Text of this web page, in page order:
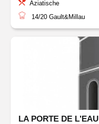
Aziatische
14/20 Gault&Millau
LA PORTE DE L'EAU